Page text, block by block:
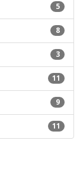
5
8
3
11
9
11